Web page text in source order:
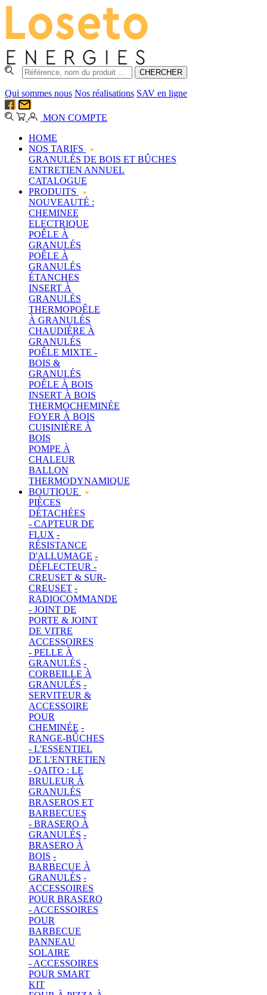
Qui sommes nous Nos réalisations SAV en ligne
MON COMPTE
HOME
NOS TARIFS
GRANULÉS DE BOIS ET BÛCHES
ENTRETIEN ANNUEL
CATALOGUE
PRODUITS
NOUVEAUTÉ :
CHEMINEE
ELECTRIQUE
POÊLE À
GRANULÉS
POÊLE À
GRANULÉS
ÉTANCHES
INSERT À
GRANULÉS
THERMOPOÊLE
À GRANULÉS
CHAUDIÈRE À
GRANULÉS
POÊLE MIXTE -
BOIS &
GRANULÉS
POÊLE À BOIS
INSERT À BOIS
THERMOCHEMINÉE
FOYER À BOIS
CUISINIÈRE À
BOIS
POMPE À
CHALEUR
BALLON
THERMODYNAMIQUE
BOUTIQUE
PIÈCES
DÉTACHÉES
- CAPTEUR DE
FLUX -
RÉSISTANCE
D'ALLUMAGE -
DÉFLECTEUR -
CREUSET & SUR-
CREUSET -
RADIOCOMMANDE
- JOINT DE
PORTE & JOINT
DE VITRE
ACCESSOIRES
- PELLE À
GRANULÉS -
CORBEILLE À
GRANULÉS -
SERVITEUR &
ACCESSOIRE
POUR
CHEMINÉE -
RANGE-BÛCHES
- L'ESSENTIEL
DE L'ENTRETIEN
- QAITO : LE
BRULEUR À
GRANULÉS
BRASEROS ET
BARBECUES
- BRASERO À
GRANULÉS -
BRASERO À
BOIS -
BARBECUE À
GRANULÉS -
ACCESSOIRES
POUR BRASERO
- ACCESSOIRES
POUR
BARBECUE
PANNEAU
SOLAIRE
- ACCESSOIRES
POUR SMART
KIT